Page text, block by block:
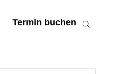
Termin buchen